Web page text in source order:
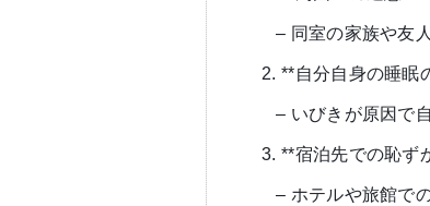
– 同室の家族や友
2. **自分自身の睡眠
– いびきが原因で
3. **宿泊先での恥ず
– ホテルや旅館で